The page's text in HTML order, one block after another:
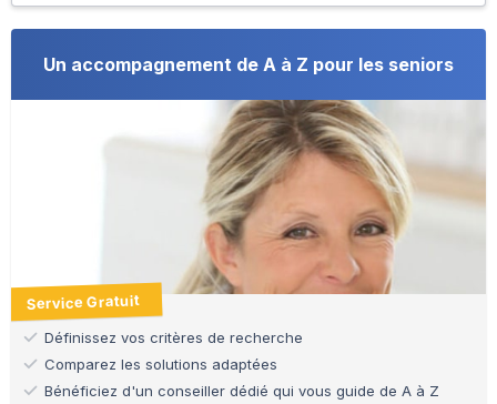
Un accompagnement de A à Z pour les seniors
Service Gratuit
Définissez vos critères de recherche
Comparez les solutions adaptées
Bénéficiez d'un conseiller dédié qui vous guide de A à Z